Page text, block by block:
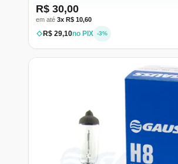
R$ 30,00
em até 3x R$ 10,60
R$ 29,10no PIX -3%